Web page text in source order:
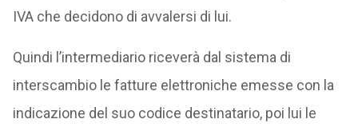
IVA che decidono di avvalersi di lui.
Quindi l’intermediario riceverà dal sistema di
interscambio le fatture elettroniche emesse con la
indicazione del suo codice destinatario, poi lui le